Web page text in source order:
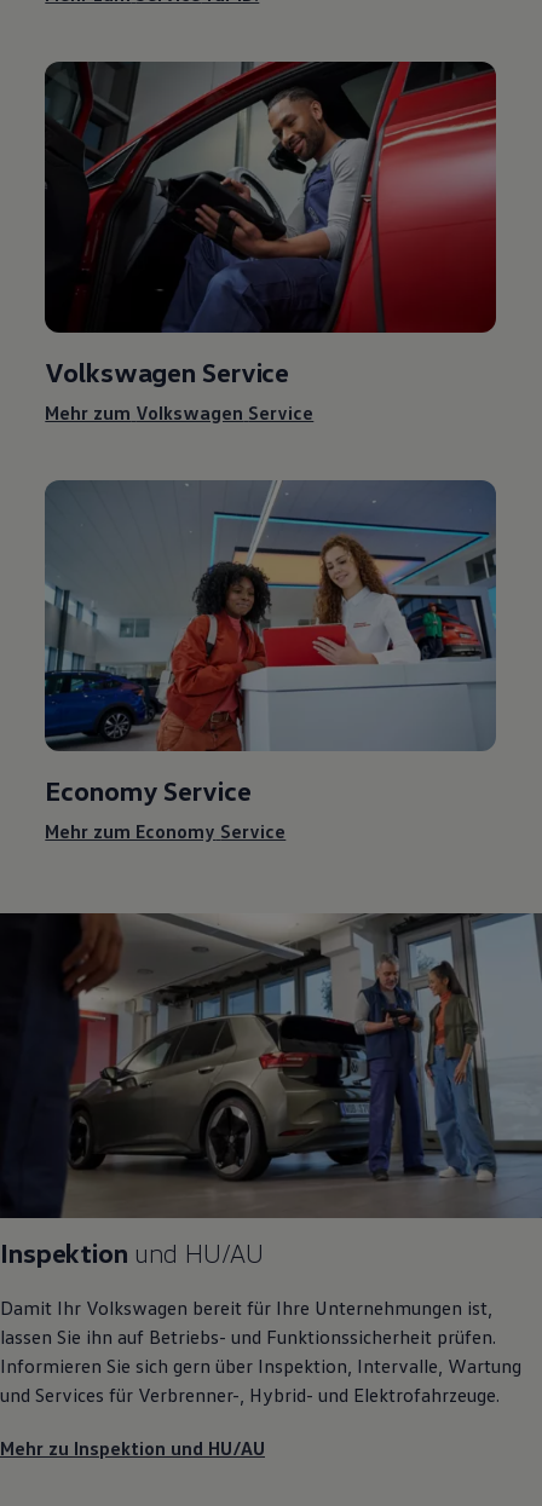
Volkswagen Service
Mehr zum Volkswagen Service
Economy Service
Mehr zum Economy Service
Inspektion und HU/AU
Damit Ihr Volkswagen bereit für Ihre Unternehmungen ist,
lassen Sie ihn auf Betriebs- und Funktionssicherheit prüfen.
Informieren Sie sich gern über Inspektion, Intervalle, Wartung
und Services für Verbrenner-, Hybrid- und Elektrofahrzeuge.
Mehr zu Inspektion und HU/AU